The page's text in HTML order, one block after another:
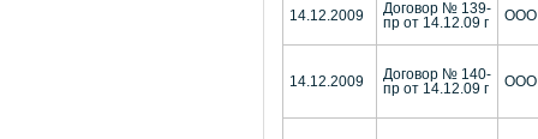
14.12.2009
Договор № 139-
пр от 14.12.09 г
ООО
14.12.2009
Договор № 140-
пр от 14.12.09 г
ООО